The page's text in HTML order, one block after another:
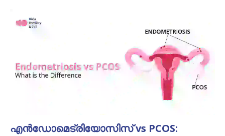
എൻഡോമെട്രിയോസിസ് vs PCOS: